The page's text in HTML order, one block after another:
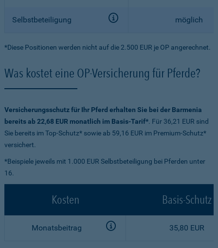
Selbstbeteiligung möglich
*Diese Positionen werden nicht auf die 2.500 EUR je OP angerechnet.
Was kostet eine OP-Versicherung für Pferde?
Versicherungsschutz für Ihr Pferd erhalten Sie bei der Barmenia
bereits ab 22,68 EUR monatlich im Basis-Tarif*. Für 36,21 EUR sind
Sie bereits im Top-Schutz* sowie ab 59,16 EUR im Premium-Schutz*
versichert.
*Beispiele jeweils mit 1.000 EUR Selbstbeteiligung bei Pferden unter
16.
Kosten Basis-Schutz
Monatsbeitrag 35,80 EUR